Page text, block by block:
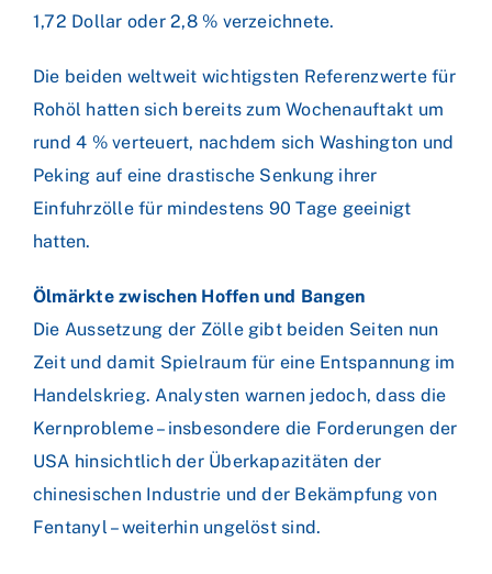
1,72 Dollar oder 2,8 % verzeichnete.
Die beiden weltweit wichtigsten Referenzwerte für
Rohöl hatten sich bereits zum Wochenauftakt um
rund 4 % verteuert, nachdem sich Washington und
Peking auf eine drastische Senkung ihrer
Einfuhrzölle für mindestens 90 Tage geeinigt
hatten.
Ölmärkte zwischen Hoffen und Bangen
Die Aussetzung der Zölle gibt beiden Seiten nun
Zeit und damit Spielraum für eine Entspannung im
Handelskrieg. Analysten warnen jedoch, dass die
Kernprobleme – insbesondere die Forderungen der
USA hinsichtlich der Überkapazitäten der
chinesischen Industrie und der Bekämpfung von
Fentanyl – weiterhin ungelöst sind.